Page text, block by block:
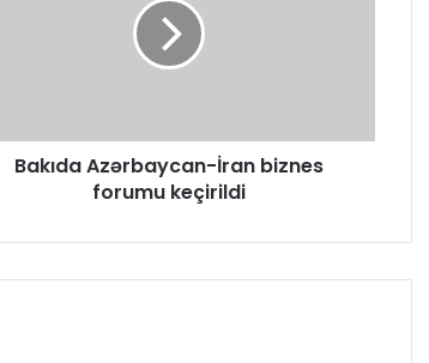
Bakıda Azərbaycan-İran biznes
forumu keçirildi